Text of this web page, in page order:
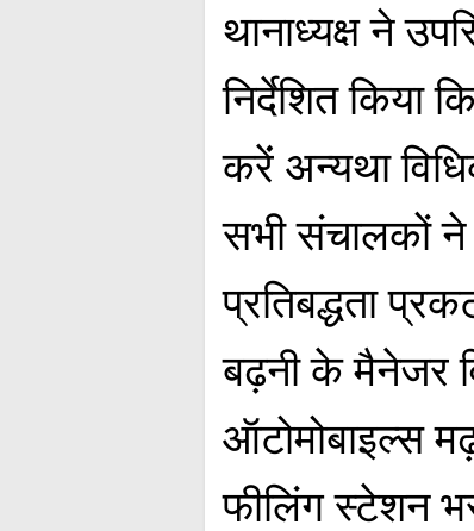
थानाध्यक्ष ने
निर्देशित किया
करेंं अन्यथा
सभी संचालकों ने
प्रतिबद्धता
बढ़नी के मैनेजर
ऑटोमोबाइल्स
फीलिंग स्टेशन